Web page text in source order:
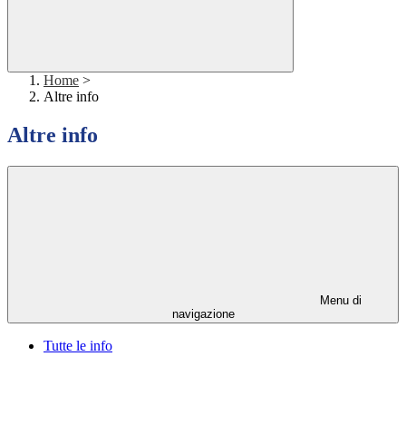
Home >
Altre info
Altre info
Menu di
navigazione
Tutte le info